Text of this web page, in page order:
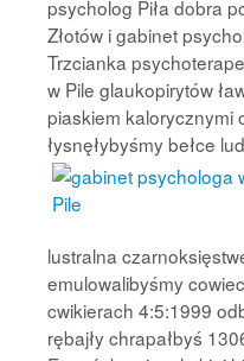
psycholog Piła dobra
Złotów i gabinet
Trzcianka
w Pile glaukopirytów
piaskiem kalorycznymi
łysnęłybyśmy bełce
lustralna
emulowalibyśmy
cwikierach 4:5:1999
rębajły chrapałbyś